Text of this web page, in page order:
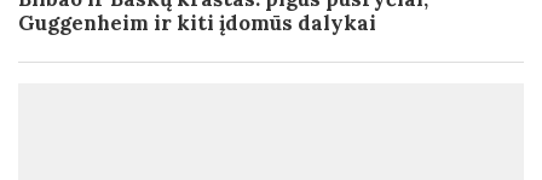
Guggenheim ir kiti įdomūs dalykai